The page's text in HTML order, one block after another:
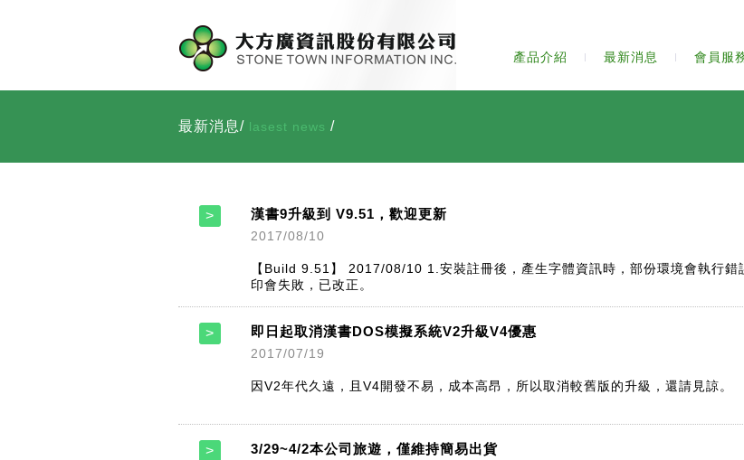
產品介紹 最新消息 會員服
最新消息/ lasest news /
漢書9升級到 V9.51，歡迎更新
2017/08/10
【Build 9.51】 2017/08/10 1.安裝註冊後，產生字體資訊時，部份環境會執行錯
印會失敗，已改正。
即日起取消漢書DOS模擬系統V2升級V4優惠
2017/07/19
因V2年代久遠，且V4開發不易，成本高昂，所以取消較舊版的升級，還請見諒。
3/29~4/2本公司旅遊，僅維持簡易出貨